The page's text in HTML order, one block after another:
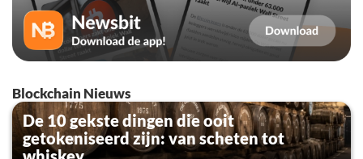
Blockchain Nieuws
De 10 gekste dingen die ooit
getokeniseerd zijn: van scheten tot